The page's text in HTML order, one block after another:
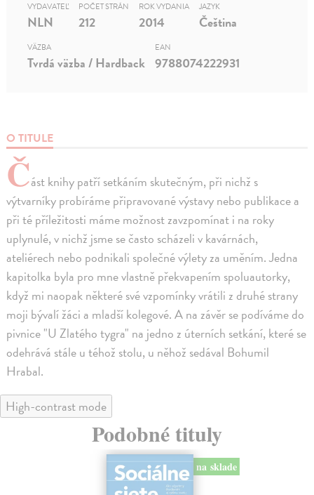
O TITULE
Část knihy patří setkáním skutečným, při nichž s
výtvarníky probíráme připravované výstavy nebo publikace a
při té příležitosti máme možnost zavzpomínat i na roky
uplynulé, v nichž jsme se často scházeli v kavárnách,
ateliérech nebo podnikali společné výlety za uměním. Jedna
kapitolka byla pro mne vlastně překvapením spoluautorky,
když mi naopak některé své vzpomínky vrátili z druhé strany
moji bývalí žáci a mladší kolegové. A na závěr se podíváme do
pivnice "U Zlatého tygra" na jedno z úterních setkání, které se
odehrává stále u téhož stolu, u něhož sedával Bohumil
Hrabal.
VYDAVATEĽ
NLN
POČET STRÁN
212
ROK VYDANIA
2014
JAZYK
Čeština
VÄZBA
Tvrdá väzba / Hardback
EAN
9788074222931
High-contrast mode
Podobné tituly
na sklade